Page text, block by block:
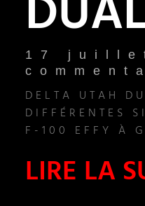
17
DELTA UTAH
DIFFÉRENTES
F-100 EFFY À
LIRE LA